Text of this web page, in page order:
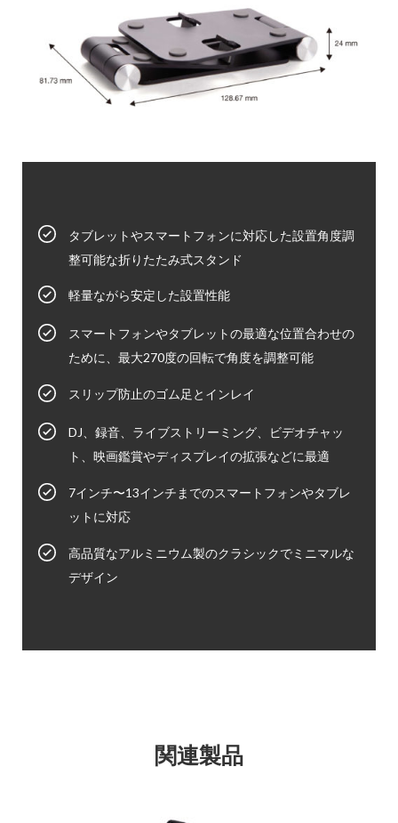
タブレットやスマートフォンに対応した設置角度調
整可能な折りたたみ式スタンド
軽量ながら安定した設置性能
スマートフォンやタブレットの最適な位置合わせの
ために、最大270度の回転で角度を調整可能
スリップ防止のゴム足とインレイ
DJ、録音、ライブストリーミング、ビデオチャッ
ト、映画鑑賞やディスプレイの拡張などに最適
7インチ〜13インチまでのスマートフォンやタブレ
ットに対応
高品質なアルミニウム製のクラシックでミニマルな
デザイン
関連製品